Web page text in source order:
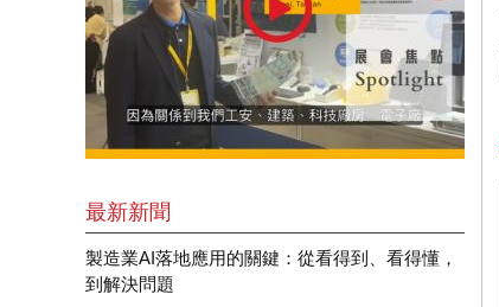
最新新聞
製造業AI落地應用的關鍵：從看得到、看得懂，
到解決問題